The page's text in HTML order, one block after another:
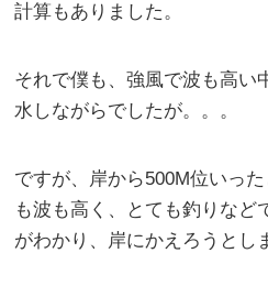
計算もありました。
それで僕も、強風で波も高い
水しながらでしたが。。。
ですが、岸から500M位いっ
も波も高く、とても釣りなど
がわかり、岸にかえろうとし